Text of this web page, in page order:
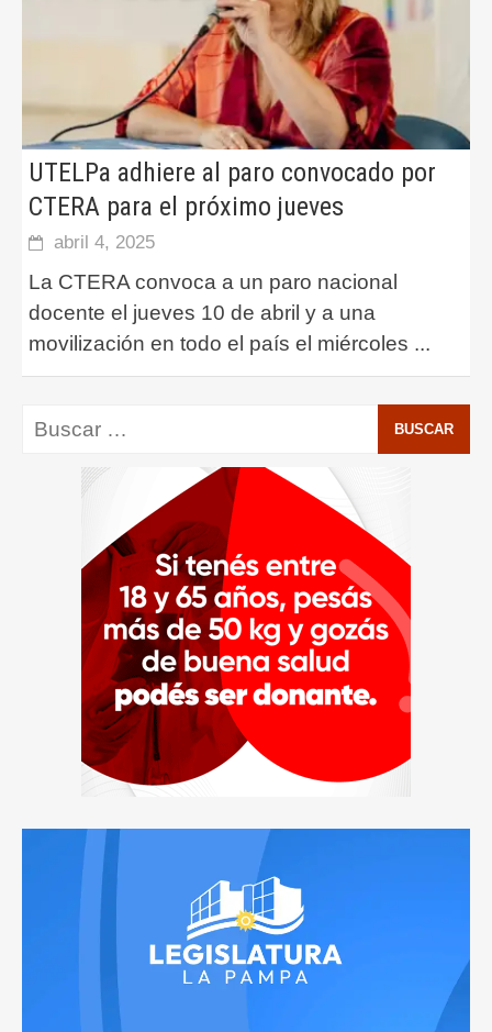
UTELPa adhiere al paro convocado por
CTERA para el próximo jueves
abril 4, 2025
La CTERA convoca a un paro nacional
docente el jueves 10 de abril y a una
movilización en todo el país el miércoles ...
Buscar: